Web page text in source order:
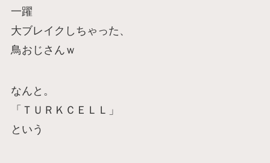
一躍
大ブレイクしちゃった、
鳥おじさんｗ
なんと。
「ＴＵＲＫＣＥＬＬ」
という